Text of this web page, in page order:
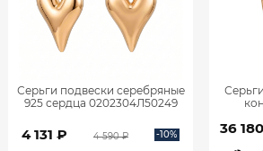
Серьги подвески серебряные
925 сердца 0202304Л50249
4 131 ₽ 4 590 ₽ -10% 36